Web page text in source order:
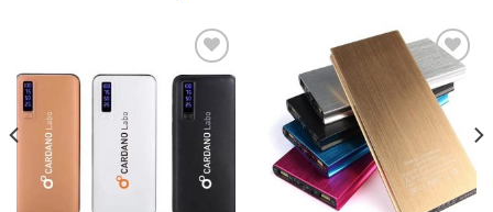
Add to
Wishlist
Add to
Wishlist